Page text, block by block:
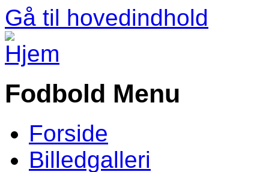
Gå til hovedindhold
Fodbold Menu
Forside
Billedgalleri